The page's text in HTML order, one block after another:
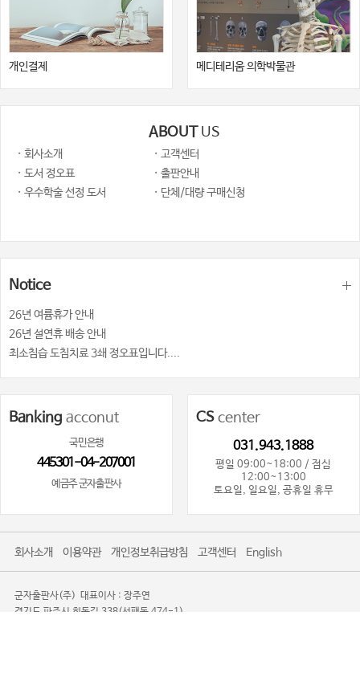
개인결제 메디테리움 의학박물관
ABOUTUS
· 회사소개
· 고객센터
· 도서 정오표
· 출판안내
· 우수학술 선정 도서
· 단체/대량 구매신청
Notice
26년 여륨휴가 안내
26년 설연휴 배송 안내
최소침습 도침치료 3쇄 정오표입니다....
Banking acconut
국민은행
445301-04-207001
예금주 군자출판사
CScenter
031.943.1888
평일 09:00~18:00 / 점심
12:00~13:00
토요일, 일요일, 공휴일 휴무
회사소개 이용약관 개인정보취급방침 고객센터 English
군자출판사(주) 대표이사 : 장주연
경기도 파주시 회동길 338(서패동 474-1)